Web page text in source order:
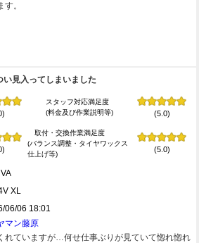
。
い見入ってしまいました
スタッフ対応満足度
(料金及び作業説明等)
(5.0)
取付・交換作業満足度
(バランス調整・タイヤワックス
仕上げ等)
(5.0)
XL
06/06 18:01
マン藤原
れていますが…何せ仕事ぶりが見ていて惚れ惚れ